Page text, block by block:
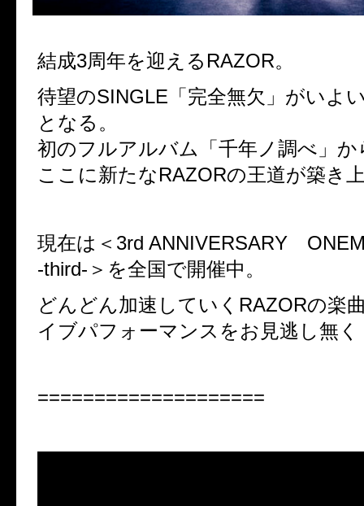
結成3周年を迎えるRAZOR。
待望のSINGLE「完全無欠」がいよ
となる。
初のフルアルバム「千年ノ調べ」か
ここに新たなRAZORの王道が築き
現在は＜3rd ANNIVERSARY
-third-＞を全国で開催中。
どんどん加速していくRAZORの楽
イブパフォーマンスをお見逃し無く
====================